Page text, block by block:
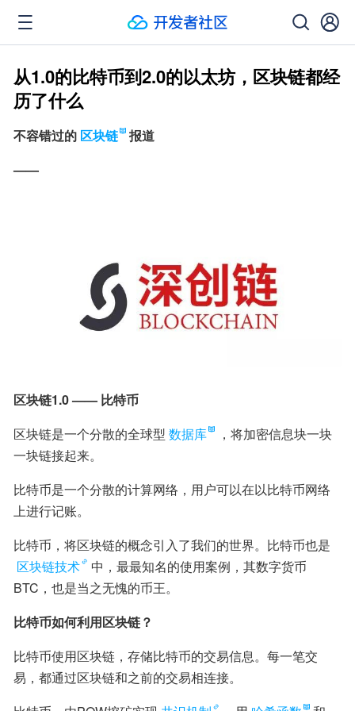
从1.0的比特币到2.0的以太坊，区块链都经
历了什么
不容错过的 区块链
报道
——
区块链1.0 —— 比特币
区块链是一个分散的全球型 数据库
，将加密信息块一块
一块链接起来。
比特币是一个分散的计算网络，用户可以在以比特币网络
上进行记账。
比特币，将区块链的概念引入了我们的世界。比特币也是
区块链技术
中，最最知名的使用案例，其数字货币
BTC，也是当之无愧的币王。
比特币如何利用区块链？
比特币使用区块链，存储比特币的交易信息。每一笔交
易，都通过区块链和之前的交易相连接。